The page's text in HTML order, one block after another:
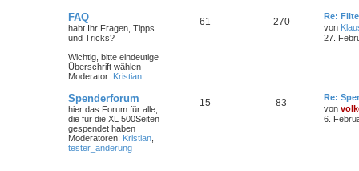
FAQ
habt Ihr Fragen, Tipps
und Tricks?
Wichtig, bitte eindeutige
Überschrift wählen
Moderator: Kristian
61 270
Re:
von
27.
Spenderforum
hier das Forum für alle,
die für die XL 500Seiten
gespendet haben
Moderatoren: Kristian
tester_änderung
15 83
Re:
von
6.